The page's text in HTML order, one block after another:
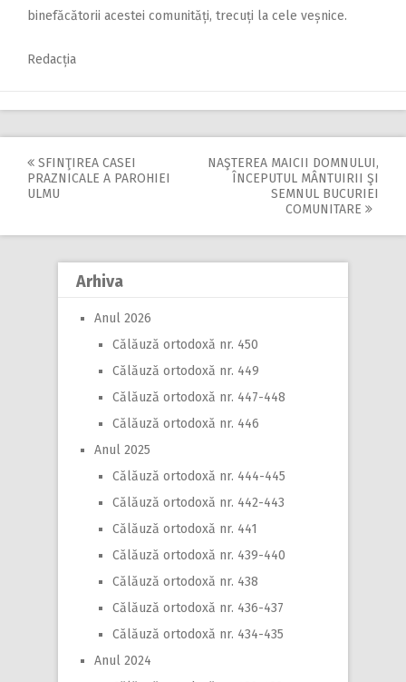
binefăcătorii acestei comunități, trecuți la cele veșnice.
Redacția
Post
SFINŢIREA CASEI
PRAZNICALE A PAROHIEI
ULMU
NAŞTEREA MAICII DOMNULUI,
ÎNCEPUTUL MÂNTUIRII ŞI
SEMNUL BUCURIEI
COMUNITARE
Arhiva
Anul 2026
Călăuză ortodoxă nr. 450
Călăuză ortodoxă nr. 449
Călăuză ortodoxă nr. 447-448
Călăuză ortodoxă nr. 446
Anul 2025
Călăuză ortodoxă nr. 444-445
Călăuză ortodoxă nr. 442-443
Călăuză ortodoxă nr. 441
Călăuză ortodoxă nr. 439-440
Călăuză ortodoxă nr. 438
Călăuză ortodoxă nr. 436-437
Călăuză ortodoxă nr. 434-435
Anul 2024